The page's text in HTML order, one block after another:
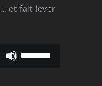
et fait lever
Utilisez